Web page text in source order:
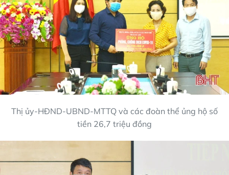
Thị ủy-HĐND-UBND-MTTQ và các đoàn thể ủng hộ số
tiền 26,7 triệu đồng